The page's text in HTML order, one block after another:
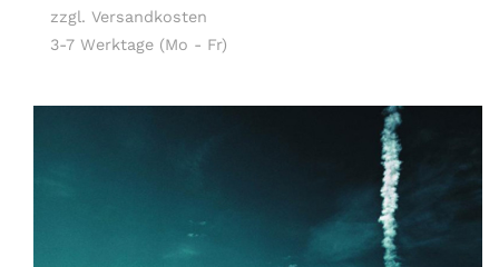
zzgl. Versandkosten
3-7 Werktage (Mo - Fr)